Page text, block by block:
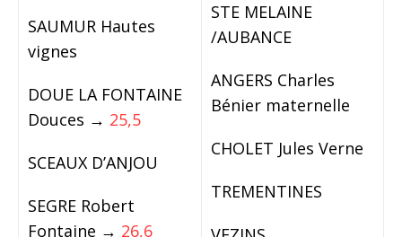
SAUMUR Hautes
vignes
DOUE LA FONTAINE
Douces → 25,5
SCEAUX D’ANJOU
SEGRE Robert
Fontaine → 26,6
STE MELAINE
/AUBANCE
ANGERS Charles
Bénier maternelle
CHOLET Jules Verne
TREMENTINES